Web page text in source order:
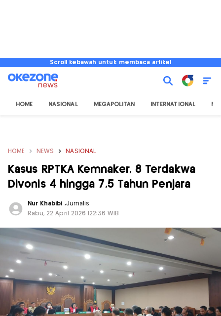
Scroll kebawah untuk membaca artikel
HOME NASIONAL MEGAPOLITAN INTERNATIONAL
HOME NEWS NASIONAL
Kasus RPTKA Kemnaker, 8 Terdakwa
Divonis 4 hingga 7,5 Tahun Penjara
Nur Khabibi ,Jurnalis
Rabu, 22 April 2026 |22:36 WIB